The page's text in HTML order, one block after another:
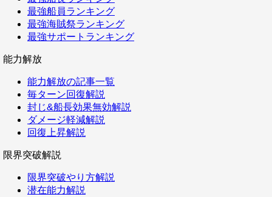
最強船員ランキング
最強海賊祭ランキング
最強サポートランキング
能力解放
能力解放の記事一覧
毎ターン回復解説
封じ&船長効果無効解説
ダメージ軽減解説
回復上昇解説
限界突破解説
限界突破やり方解説
潜在能力解説